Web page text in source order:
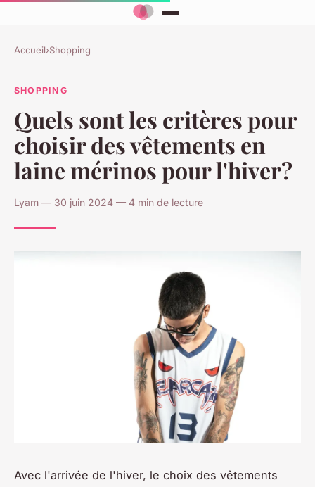
Accueil›Shopping
SHOPPING
Quels sont les critères pour
choisir des vêtements en
laine mérinos pour l'hiver?
Lyam — 30 juin 2024 — 4 min de lecture
Avec l'arrivée de l'hiver, le choix des vêtements